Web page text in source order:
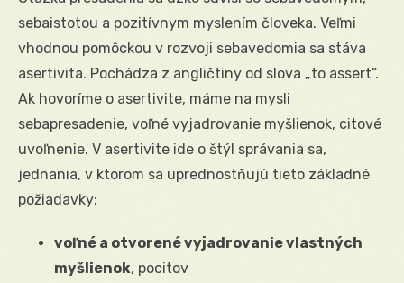
sebaistotou a pozitívnym myslením človeka. Veľmi
vhodnou pomôckou v rozvoji sebavedomia sa stáva
asertivita. Pochádza z angličtiny od slova „to assert“.
Ak hovoríme o asertivite, máme na mysli
sebapresadenie, voľné vyjadrovanie myšlienok, citové
uvoľnenie. V asertivite ide o štýl správania sa,
jednania, v ktorom sa uprednostňujú tieto základné
požiadavky:
voľné a otvorené vyjadrovanie vlastných
myšlienok, pocitov